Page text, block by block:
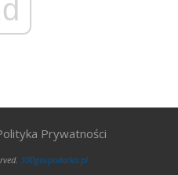
Prywatności
300gospodarka.pl